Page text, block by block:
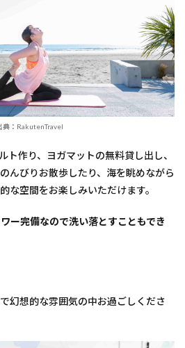
典：RakutenTravel
ト作り、ヨガマットの無料貸し出し、
んびりお散歩したり、海を眺めながら
な空間をお楽しみいただけます。
ー完備なので洗い落とすこともでき
幻想的な雰囲気の中お過ごしくださ